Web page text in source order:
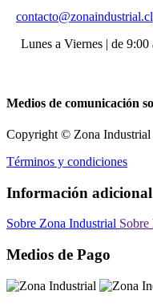
contacto@zonaindustrial.cl
Lunes a Viernes | de 9:00
Medios de comunicación
Copyright © Zona Industrial
Términos y condiciones
Información
Sobre Zona Industrial
Medios de Pago